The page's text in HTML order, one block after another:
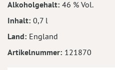
Alkoholgehalt 46 % Vol.
Inhalt 0,7 l
Land England
Artikelnummer 121870